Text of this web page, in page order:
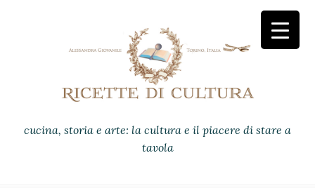
cucina, storia e arte: la cultura e il piacere di stare a
tavola